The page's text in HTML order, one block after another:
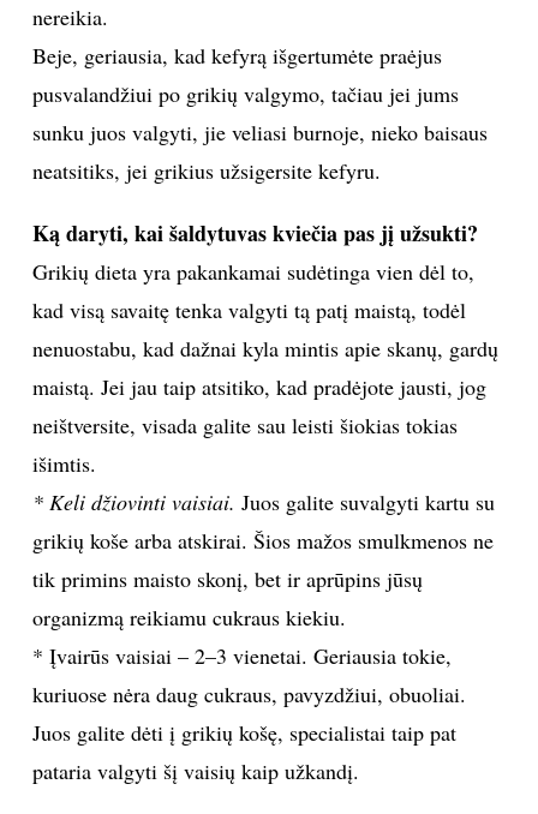
nereikia.
Beje, geriausia, kad kefyrą išgertumėte praėjus
pusvalandžiui po grikių valgymo, tačiau jei jums
sunku juos valgyti, jie veliasi burnoje, nieko baisaus
neatsitiks, jei grikius užsigersite kefyru.
Ką daryti, kai šaldytuvas kviečia pas jį užsukti?
Grikių dieta yra pakankamai sudėtinga vien dėl to,
kad visą savaitę tenka valgyti tą patį maistą, todėl
nenuostabu, kad dažnai kyla mintis apie skanų, gardų
maistą. Jei jau taip atsitiko, kad pradėjote jausti, jog
neištversite, visada galite sau leisti šiokias tokias
išimtis.
* Keli džiovinti vaisiai. Juos galite suvalgyti kartu su
grikių koše arba atskirai. Šios mažos smulkmenos ne
tik primins maisto skonį, bet ir aprūpins jūsų
organizmą reikiamu cukraus kiekiu.
* Įvairūs vaisiai – 2–3 vienetai. Geriausia tokie,
kuriuose nėra daug cukraus, pavyzdžiui, obuoliai.
Juos galite dėti į grikių košę, specialistai taip pat
pataria valgyti šį vaisių kaip užkandį.